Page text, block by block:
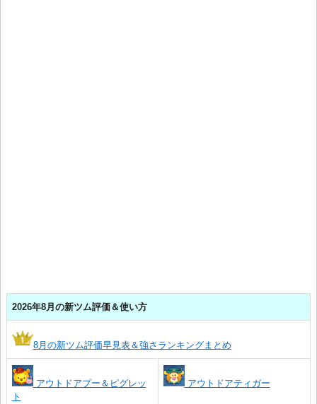
2026年8月の新ツム評価＆使い方
8月の新ツム評価早見表＆強さランキングまとめ
アウトドアプー＆ピグレッ
ト
アウトドアティガー